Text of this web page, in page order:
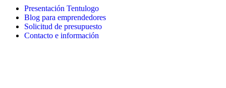
Presentación Tentulogo
Blog para emprendedores
Solicitud de presupuesto
Contacto e información